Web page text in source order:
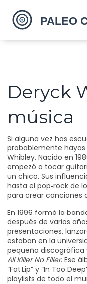
Deryck
música
Si alguna vez has
probablemente
Whibley. Nacido en
empezó a tocar
un chico. Sus
hasta el pop‑rock de
para crear canciones
En 1996 formó la
después de varios
presentaciones,
estaban en la
pequeña discográfica
All Killer No Filler. Ese
“Fat Lip” y “In Too
playlists de todo el